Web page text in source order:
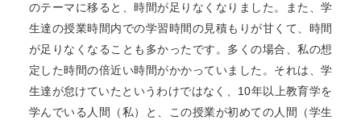
のテーマに移ると、時間が足りなくなりました。また、学
生達の授業時間内での学習時間の見積もりが甘くて、時間
が足りなくなることも多かったです。多くの場合、私の想
定した時間の倍近い時間がかかっていました。それは、学
生達が怠けていたというわけではなく、10年以上教育学を
学んでいる人間（私）と、この授業が初めての人間（学生